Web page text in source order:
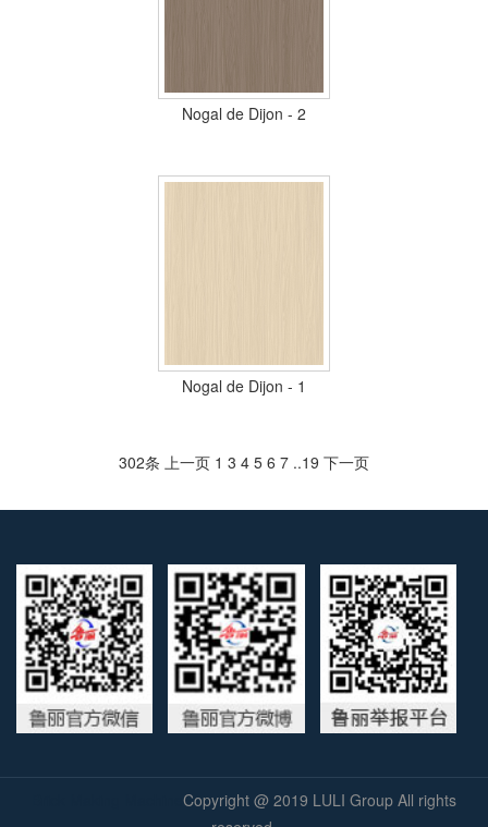
Nogal de Dijon - 2
Nogal de Dijon - 1
302条 上一页 1 3 4 5 6 7 ..19 下一页
Copyright @ 2019 LULI Group All rights